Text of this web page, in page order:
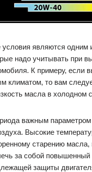
условия являются одним
надо учитывать при
К примеру, если
климатом, то вам
масла в холодном
важным параметром
Высокие
старению
за собой повышенный
защиты